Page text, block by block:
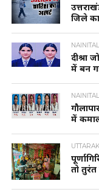
जिले
दीश्रा
में बन
में
तो